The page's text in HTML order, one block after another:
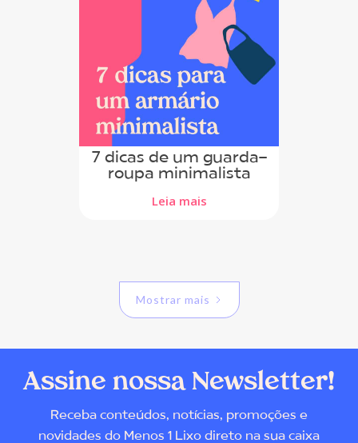
7 dicas de um guarda-
roupa minimalista
Leia mais
Mostrar mais
Assine nossa Newsletter!
Receba conteúdos, notícias, promoções e
novidades do Menos 1 Lixo direto na sua caixa